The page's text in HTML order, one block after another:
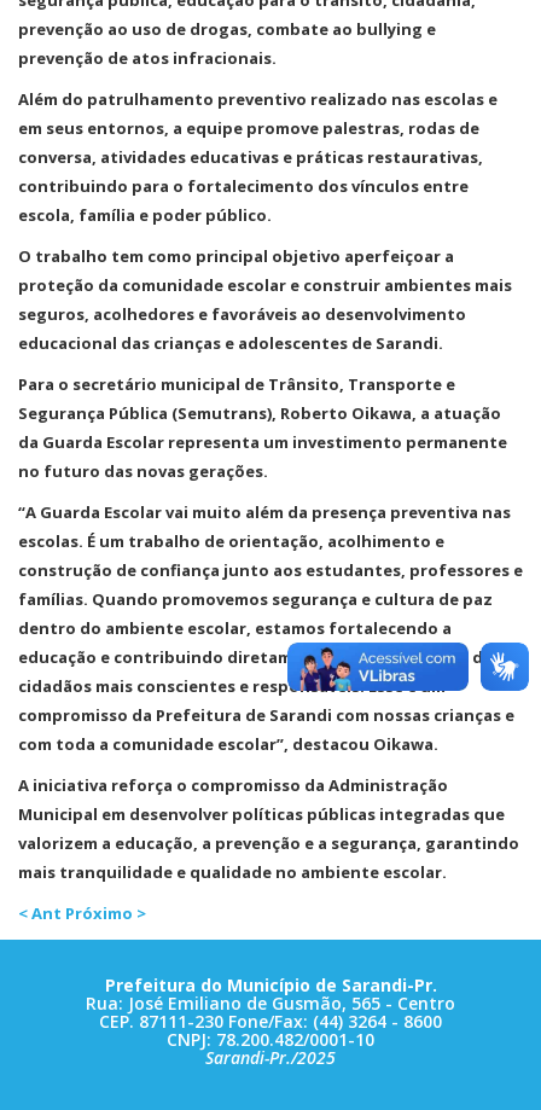
prevenção ao uso de drogas, combate ao bullying e
prevenção de atos infracionais.
Além do patrulhamento preventivo realizado nas escolas e
em seus entornos, a equipe promove palestras, rodas de
conversa, atividades educativas e práticas restaurativas,
contribuindo para o fortalecimento dos vínculos entre
escola, família e poder público.
O trabalho tem como principal objetivo aperfeiçoar a
proteção da comunidade escolar e construir ambientes mais
seguros, acolhedores e favoráveis ao desenvolvimento
educacional das crianças e adolescentes de Sarandi.
Para o secretário municipal de Trânsito, Transporte e
Segurança Pública (Semutrans), Roberto Oikawa, a atuação
da Guarda Escolar representa um investimento permanente
no futuro das novas gerações.
“A Guarda Escolar vai muito além da presença preventiva nas
escolas. É um trabalho de orientação, acolhimento e
construção de confiança junto aos estudantes, professores e
famílias. Quando promovemos segurança e cultura de paz
dentro do ambiente escolar, estamos fortalecendo a
educação e contribuindo diretamente para a formação de
cidadãos mais conscientes e responsáveis. Esse é um
compromisso da Prefeitura de Sarandi com nossas crianças e
com toda a comunidade escolar”, destacou Oikawa.
A iniciativa reforça o compromisso da Administração
Municipal em desenvolver políticas públicas integradas que
valorizem a educação, a prevenção e a segurança, garantindo
mais tranquilidade e qualidade no ambiente escolar.
< Ant Próximo >
Prefeitura do Município de Sarandi-Pr.
Rua: José Emiliano de Gusmão, 565 - Centro
CEP. 87111-230 Fone/Fax: (44) 3264 - 8600
CNPJ: 78.200.482/0001-10
Sarandi-Pr./2025